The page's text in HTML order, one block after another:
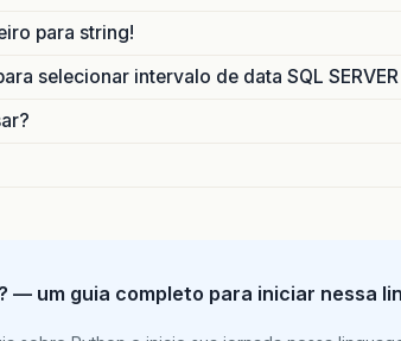
para string!
selecionar intervalo de data SQL SERVER
— um guia completo para iniciar nessa